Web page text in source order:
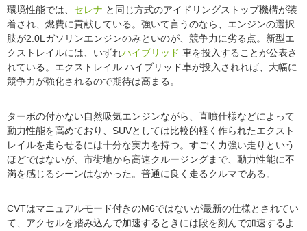
環境性能では、 セレナ と同じ方式のアイドリングストップ機構が装
着され、燃費に貢献している。強いて言うのなら、エンジンの選択
肢が2.0Lガソリンエンジンのみといのが、競争力に劣る点。新型エ
クストレイルには、いずれハイブリッド 車を投入することが公表さ
れている。エクストレイル ハイブリッド車が投入されれば、大幅に
競争力が強化されるので期待は高まる。
ターボの付かない自然吸気エンジンながら、直噴仕様などによって
動力性能を高めており、SUVとしては比較的軽く作られたエクスト
レイルを走らせるには十分な実力を持つ。すごく力強い走りという
ほどではないが、市街地から高速クルージングまで、動力性能に不
満を感じるシーンはなかった。普通に良く走るクルマである。
CVTはマニュアルモード付きのM6ではないが最新の仕様とされてい
て、アクセルを踏み込んで加速するときには段を刻んで加速するよ